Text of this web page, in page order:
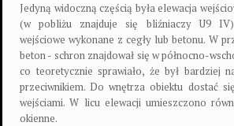
Jedyną widoczną częścią była elewacja
(w pobliżu znajduje się bliźniaczy U9 IV)
wejściowe wykonane z cegły lub betonu. W
beton - schron znajdował się w północno-
co teoretycznie sprawiało, że był bardziej
przeciwnikiem. Do wnętrza obiektu dostać
wejściami. W licu elewacji umieszczono
okienne.